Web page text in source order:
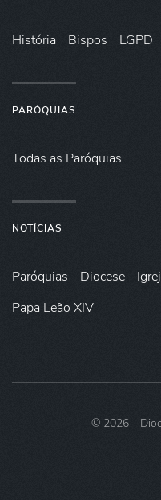
História Bispos LGPD
PARÓQUIAS
Todas as Paróquias
NOTÍCIAS
Paróquias Diocese
Papa Leão XIV
© 2026-